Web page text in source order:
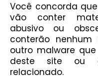
Você concorda
vão conter
abusivo ou
conterão
outro malware
deste site ou
relacionado.